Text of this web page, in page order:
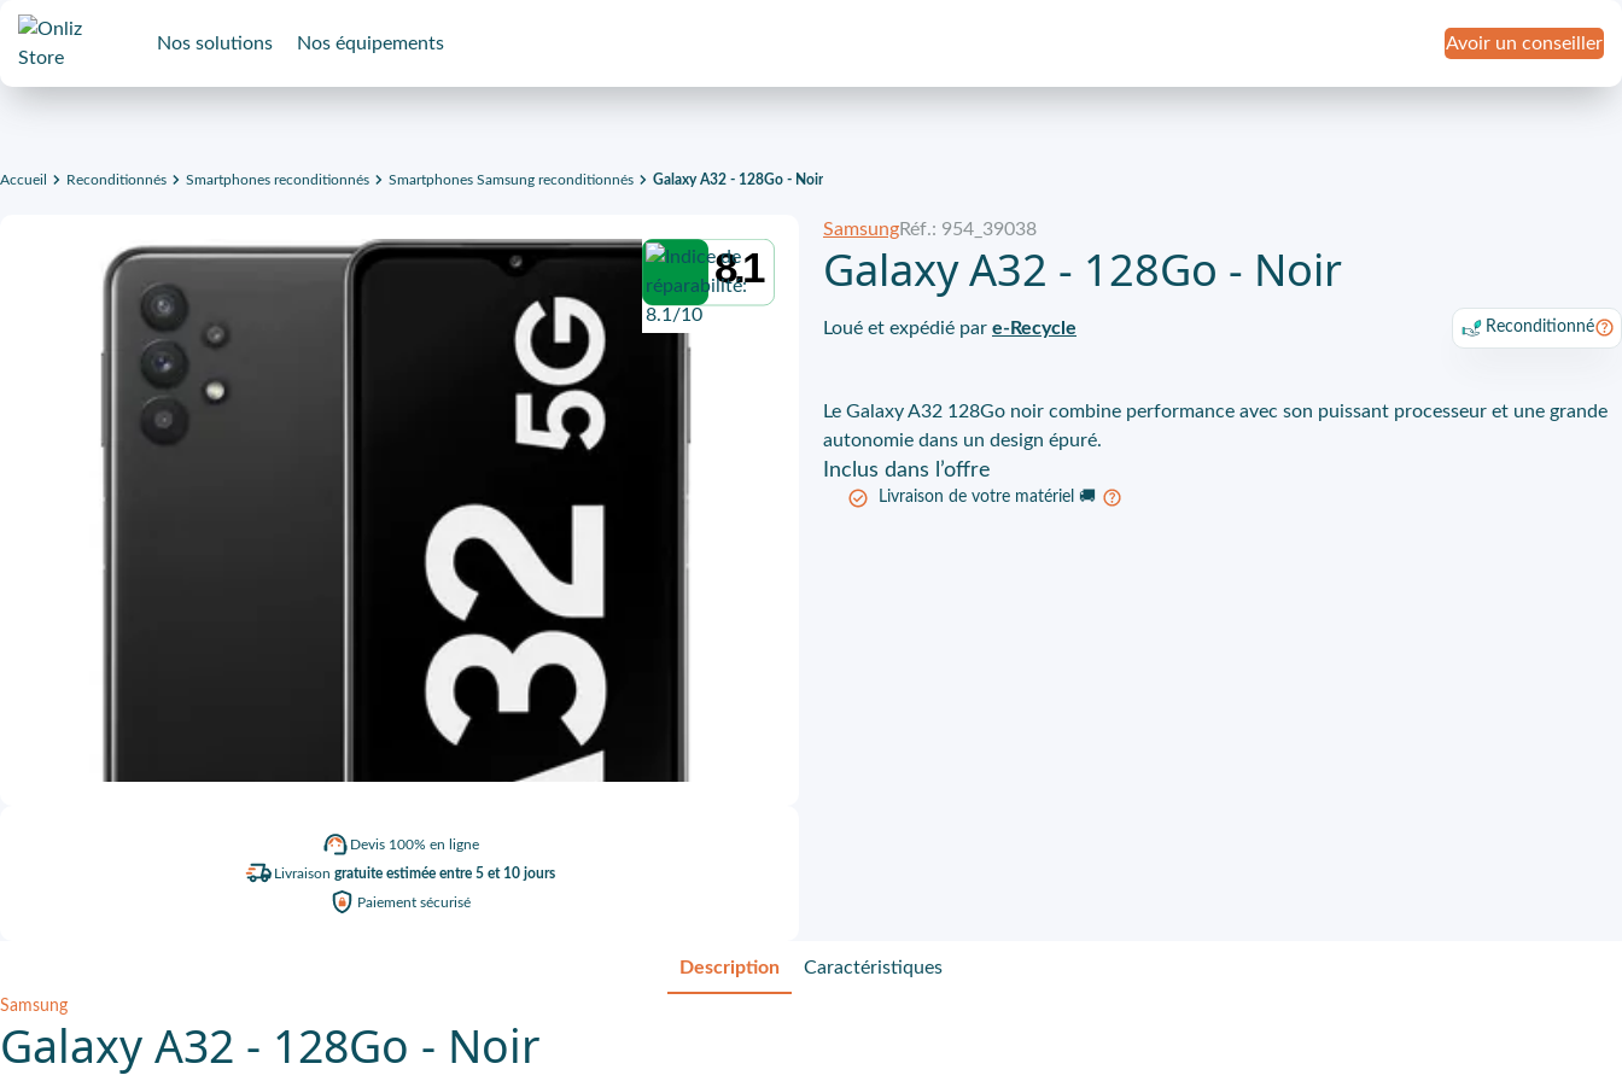
Nos solutions Nos équipements Avoir un conseiller
Accueil Reconditionnés Smartphones reconditionnés Smartphones Samsung reconditionnés Galaxy A32 - 128Go - Noir
Devis 100% en ligne
Livraison gratuite estimée entre 5 et 10 jours
Paiement sécurisé
8.1
SamsungRéf.: 954_39038
Galaxy A32 - 128Go - Noir
Loué et expédié par e-Recycle Reconditionné
Le Galaxy A32 128Go noir combine performance avec son puissant processeur et une grande
autonomie dans un design épuré.
Inclus dans l’offre
Livraison de votre matériel 🚚
Description Caractéristiques
Samsung
Galaxy A32 - 128Go - Noir